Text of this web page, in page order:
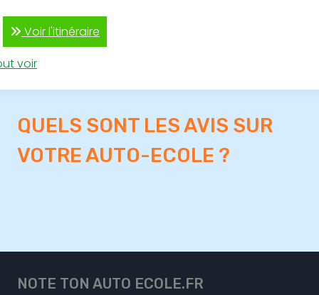
Voir l'itinéraire
voir
QUELS SONT LES AVIS SUR
VOTRE AUTO-ECOLE ?
NOTE TON AUTO ECOLE.FR